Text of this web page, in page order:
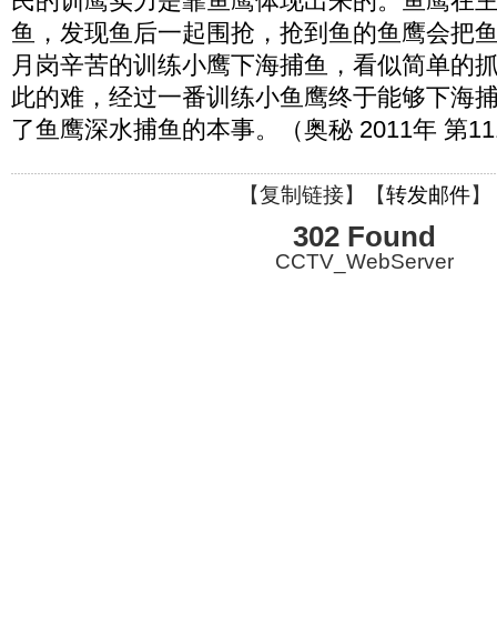
鱼，发现鱼后一起围抢，抢到鱼的鱼鹰会把
月岗辛苦的训练小鹰下海捕鱼，看似简单的
此的难，经过一番训练小鱼鹰终于能够下海
了鱼鹰深水捕鱼的本事。（奥秘 2011年 第
【复制链接】【转发邮件】
302 Found
CCTV_WebServer